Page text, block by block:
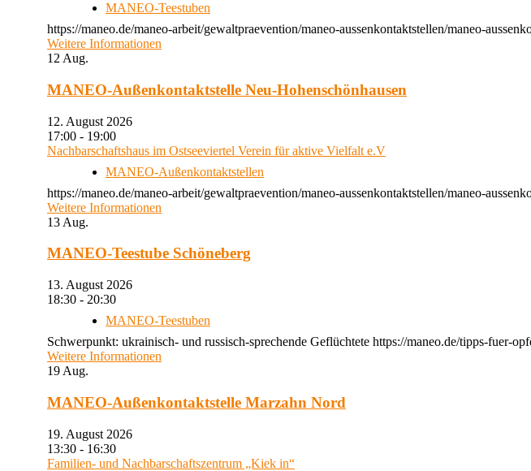
MANEO-Teestuben
https://maneo.de/maneo-arbeit/gewaltpraevention/maneo-aussenkontaktstellen/maneo-
Weitere Informationen
12 Aug.
MANEO-Außenkontaktstelle Neu-Hohenschönhausen
12. August 2026
17:00 - 19:00
Nachbarschaftshaus im Ostseeviertel Verein für aktive Vielfalt e.V
MANEO-Außenkontaktstellen
https://maneo.de/maneo-arbeit/gewaltpraevention/maneo-aussenkontaktstellen/maneo-
Weitere Informationen
13 Aug.
MANEO-Teestube Schöneberg
13. August 2026
18:30 - 20:30
MANEO-Teestuben
Schwerpunkt: ukrainisch- und russisch-sprechende Geflüchtete https://maneo.de/tipps-fuer-
Weitere Informationen
19 Aug.
MANEO-Außenkontaktstelle Marzahn Nord
19. August 2026
13:30 - 16:30
Familien- und Nachbarschaftszentrum „Kiek in“